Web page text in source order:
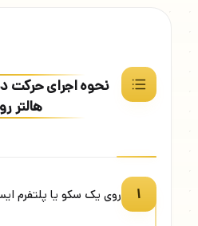
نحوه اجرای حرکت
هالتر
۱ روی یک سکو یا پلتفرم